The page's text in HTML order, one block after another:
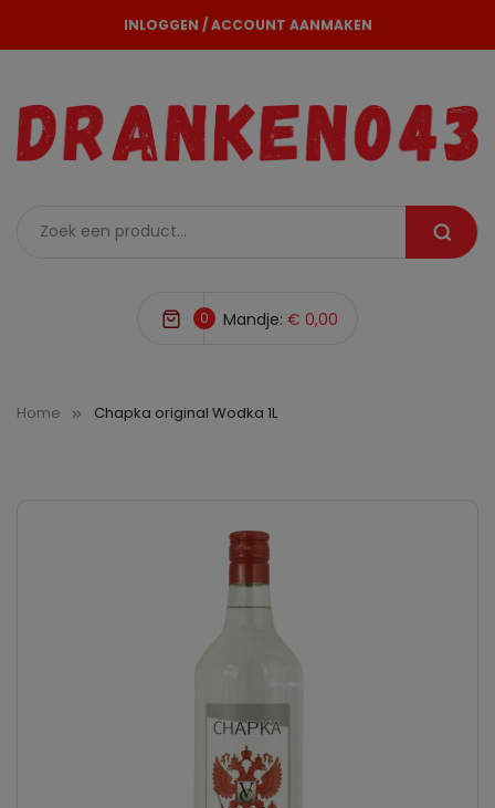
INLOGGEN / ACCOUNT AANMAKEN
0 Mandje: € 0,00
Home Chapka original Wodka 1L